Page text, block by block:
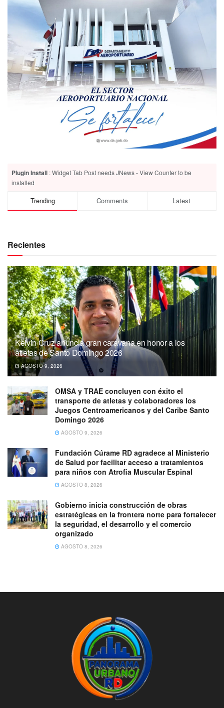
Plugin Install : Widget Tab Post needs JNews - View Counter to be
installed
Trending Comments Latest
Recientes
Kelvin Cruz anuncia gran caravana en honor a los
atletas de Santo Domingo 2026
AGOSTO 9, 2026
OMSA y TRAE concluyen con éxito el
transporte de atletas y colaboradores los
Juegos Centroamericanos y del Caribe Santo
Domingo 2026
AGOSTO 9, 2026
Fundación Cúrame RD agradece al Ministerio
de Salud por facilitar acceso a tratamientos
para niños con Atrofia Muscular Espinal
AGOSTO 8, 2026
Gobierno inicia construcción de obras
estratégicas en la frontera norte para fortalecer
la seguridad, el desarrollo y el comercio
organizado
AGOSTO 8, 2026